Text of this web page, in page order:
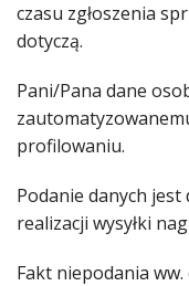
czasu zgłoszenia
dotyczą.
Pani/Pana dane
profilowaniu.
Podanie danych
realizacji wysyłki
Fakt niepodania